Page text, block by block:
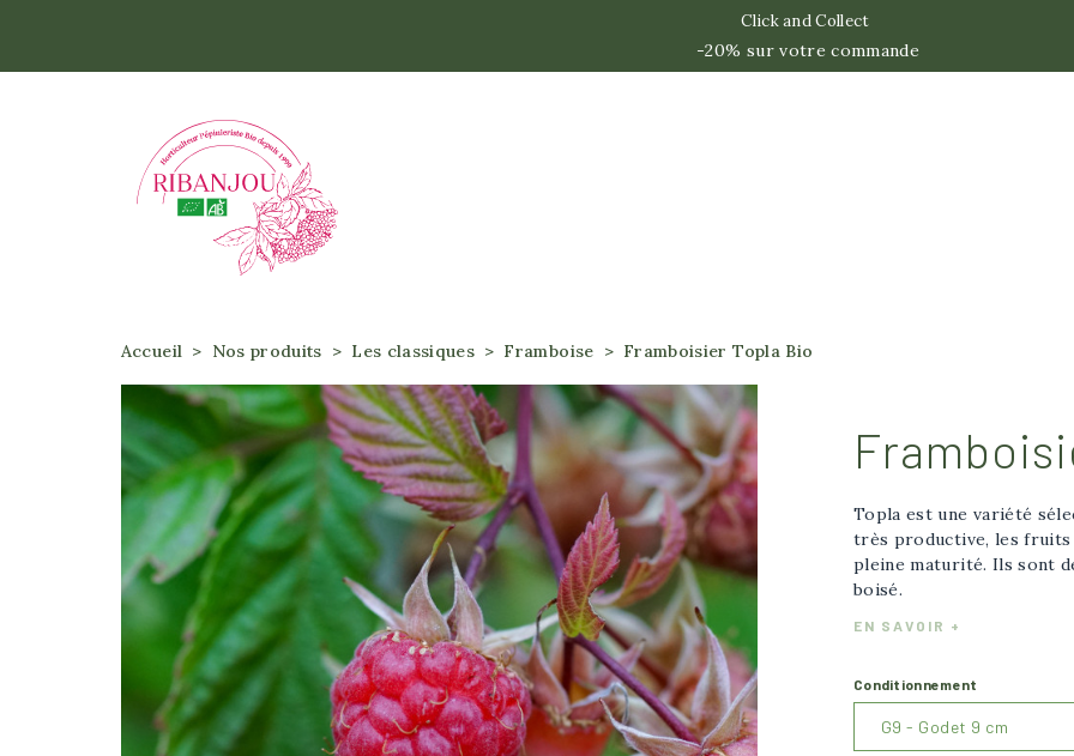
Click and Collect
-20% sur votre commande
Accueil
Accueil Nos produits Les classiques Framboise Framboisier Topla Bio
Topla est une variété
très productive, les fruits
pleine maturité. Ils sont
boisé.
EN SAVOIR +
Conditionnement